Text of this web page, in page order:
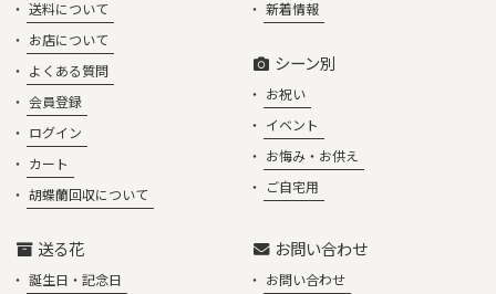
送料について
お店について
よくある質問
会員登録
ログイン
カート
胡蝶蘭回収について
新着情報
シーン別
お祝い
イベント
お悔み・お供え
ご自宅用
送る花
誕生日・記念日
お問い合わせ
お問い合わせ